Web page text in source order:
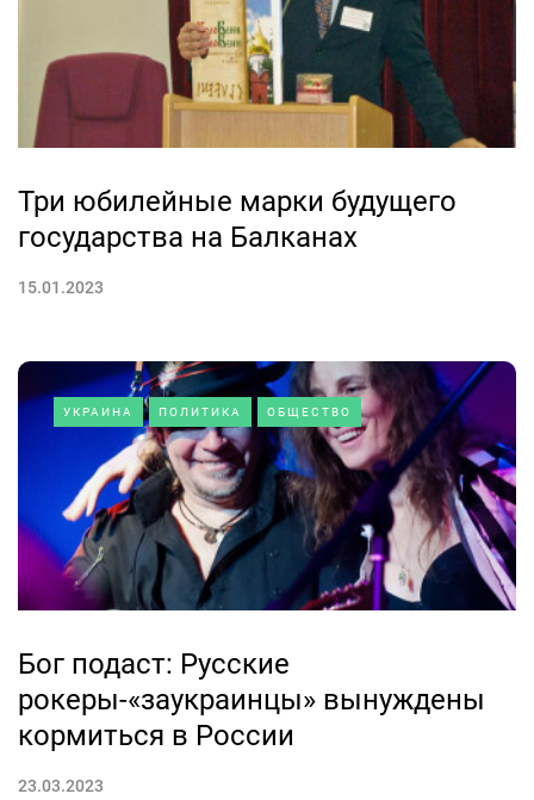
Три юбилейные марки будущего
государства на Балканах
15.01.2023
УКРАИНА ПОЛИТИКА ОБЩЕСТВО
Бог подаст: Русские
рокеры-«заукраинцы» вынуждены
кормиться в России
23.03.2023